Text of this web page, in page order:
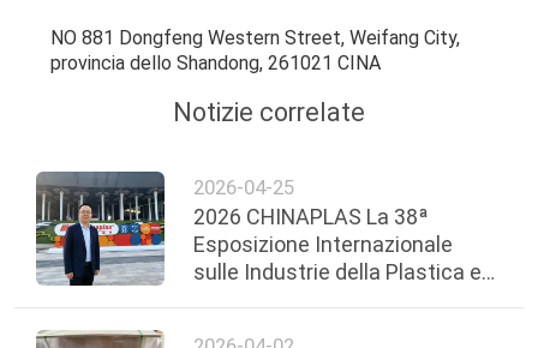
NO 881 Dongfeng Western Street, Weifang City,
provincia dello Shandong, 261021 CINA
Notizie correlate
2026-04-25
2026 CHINAPLAS La 38ª
Esposizione Internazionale
sulle Industrie della Plastica e